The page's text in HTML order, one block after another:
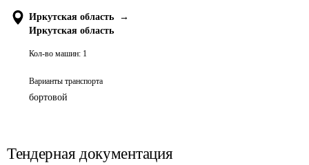
Иркутская область
→
Иркутская область
Кол-во машин: 1
Варианты транспорта
бортовой
Тендерная документация